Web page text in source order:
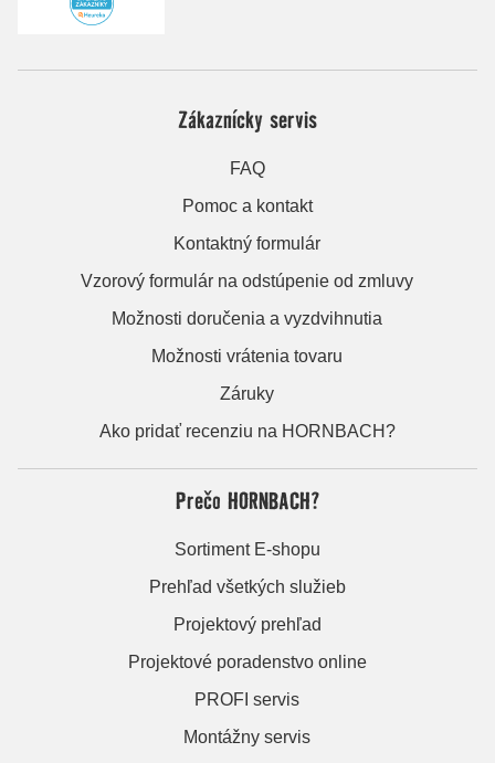
Zákaznícky servis
FAQ
Pomoc a kontakt
Kontaktný formulár
Vzorový formulár na odstúpenie od zmluvy
Možnosti doručenia a vyzdvihnutia
Možnosti vrátenia tovaru
Záruky
Ako pridať recenziu na HORNBACH?
Prečo HORNBACH?
Sortiment E-shopu
Prehľad všetkých služieb
Projektový prehľad
Projektové poradenstvo online
PROFI servis
Montážny servis